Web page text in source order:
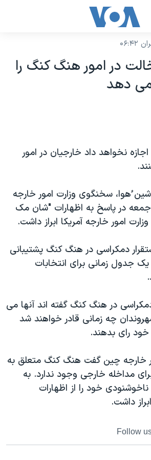
آمریکا ۲۰۲۴
به اسرائیل
آزادی
۹۸
در امور هنگ کنگ را
دهد
نخواهد داد خارجيان در امور
ُهوا، سخنگوی وزارت امور خارجه
جمعه در پاسخ به اظهارات "شان مک
امور خارجه آمريکا ابراز داشت.
دمکراسی در هنگ کنگ پشتيبانی
جدول زمانی برای انتخابات
دمکراسی در هنگ کنگ گفته اند آنها می
چه زمانی قادر خواهند شد
خود رای بدهند.
خارجه چين گفت هنگ کنگ متعلق به
مداخله خارجی وجود ندارد. به
خود را از اظهارات
داشت.
Follow